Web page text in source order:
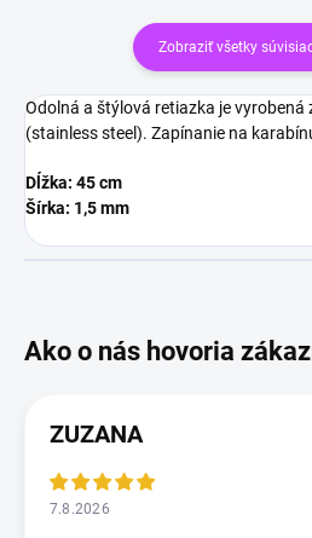
Zobraziť všetky
Odolná a štýlová retiazka je vyrobená
(stainless steel). Zapínanie na
Dĺžka: 45 cm
Šírka: 1,5 mm
ZUZANA
7.8.2026